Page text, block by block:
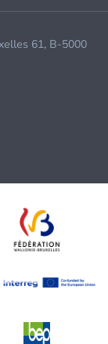
61, B-5000